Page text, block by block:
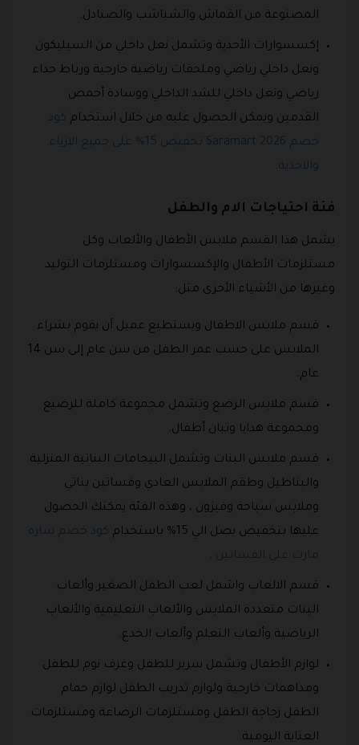
المصنوعة من القماش والشباشب والصنادل.
إكسسوارات الأحذية وتشمل نعل داخلي من السيليكون
ونعل داخلي رياضي وملحقات رياضية خارجية ورباط حذاء
رياضي ونعل داخلي للشد الداخلي ووسادة أخمص
القدمين ويمكن الحصول عليه من خلال استخدام كود
خصم Saramart 2026 تخفيض 15% على جميع الازياء
والاحذية.
فئة احتياجات الام والطفل
يشمل هذا القسم ملابس الأطفال والألعاب وكل
مستلزمات الأطفال والإكسسوارات ومستلزمات التوليد
وغيرها من الأشياء الأخرى مثل:
قسم ملابس الاطفال ويستطيع عميل أن يقوم بشراء
الملابس على حسب عمر الطفل من سن عام إلى سن 14
عام.
قسم ملابس الرضع وتشمل مجموعة كاملة للرضيع
ومجموعة هدايا وتبان أطفال.
قسم ملابس البنات وتشمل البيجامات البناتية المنزلية
والبناطيل وطقم الملابس العادي وفساتين بناتي
وملابس سباحة وفيزون ، وهذه الفئة يمكنك الحصول
عليها بتخفيض يصل الي 15% باستخدام
كود خصم ساره
مارت علي الفساتين .
قسم الالعاب واشمل لعب الطفل الصغير وألعاب
البنات متعددة الملابس والألعاب التعليمية والألعاب
الرياضية وألعاب التعلم وألعاب الخدع.
لوازم الأطفال وتشمل سرير للطفل وغرف نوم للطفل
ومداهمات خارجية ولوازم تدريب الطفل لوازم حمام
الطفل زجاجة الطفل ومستلزمات الرضاعة ومستلزمات
العناية اليومية.